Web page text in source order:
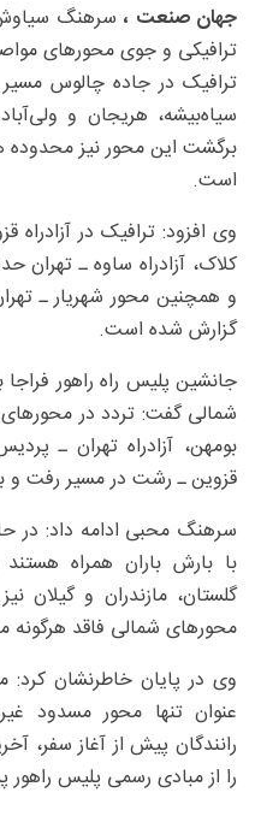
جهان صنعت ،سرهنگ
ترافیکی و جوی محورهای
ترافیک در جاده چالوس
سیاه‌بیشه، هریجان و
برگشت این محور نیز محدوده
است.
وی افزود: ترافیک در
کلاک، آزادراه ساوه ـ تهران
و همچنین محور شهریار ـ
گزارش شده است.
جانشین پلیس راه راهور
شمالی گفت: تردد در محورهای
بومهن، آزادراه تهران ـ
قزوین ـ رشت در مسیر رفت
سرهنگ محبی ادامه داد: در
با بارش باران همراه
گلستان، مازندران و گیلان
محورهای شمالی فاقد
وی در پایان خاطرنشان
عنوان تنها محور مسدود
رانندگان پیش از آغاز
را از مبادی رسمی پلیس راهور